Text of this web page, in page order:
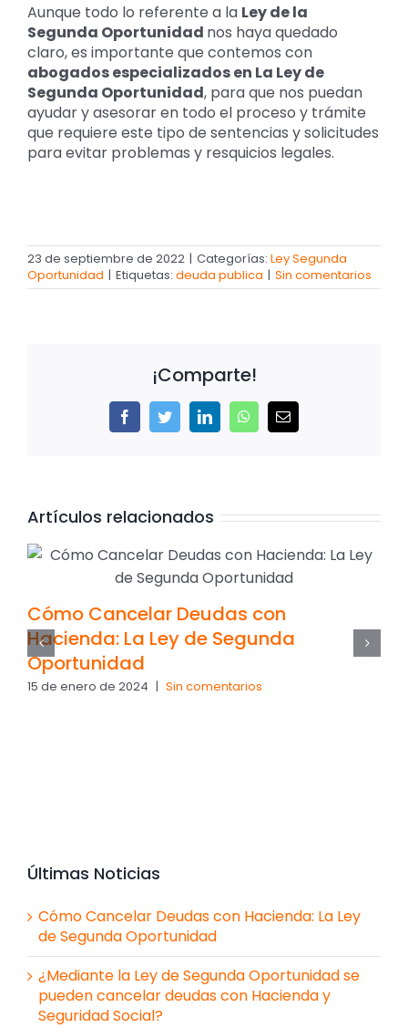
Aunque todo lo referente a la Ley de la
Segunda Oportunidad nos haya quedado
claro, es importante que contemos con
abogados especializados en La Ley de
Segunda Oportunidad, para que nos puedan
ayudar y asesorar en todo el proceso y trámite
que requiere este tipo de sentencias y solicitudes
para evitar problemas y resquicios legales.
23 de septiembre de 2022 | Categorías: Ley Segunda
Oportunidad | Etiquetas: deuda publica | Sin comentarios
¡Comparte!
FacebookTwitterLinkedInWhatsAppCorreo
electrónico
Artículos relacionados
Cómo Cancelar Deudas con
Hacienda: La Ley de Segunda
Oportunidad
15 de enero de 2024 | Sin comentarios
Últimas Noticias
Cómo Cancelar Deudas con Hacienda: La Ley
de Segunda Oportunidad
¿Mediante la Ley de Segunda Oportunidad se
pueden cancelar deudas con Hacienda y
Seguridad Social?